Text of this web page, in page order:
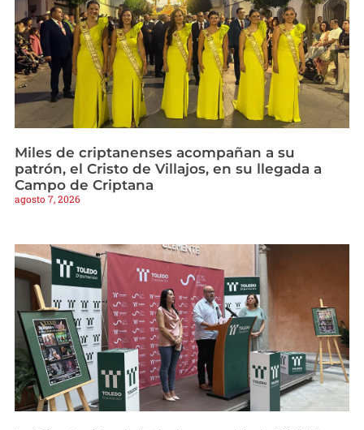
Miles de criptanenses acompañan a su
patrón, el Cristo de Villajos, en su llegada a
Campo de Criptana
agosto 7, 2026